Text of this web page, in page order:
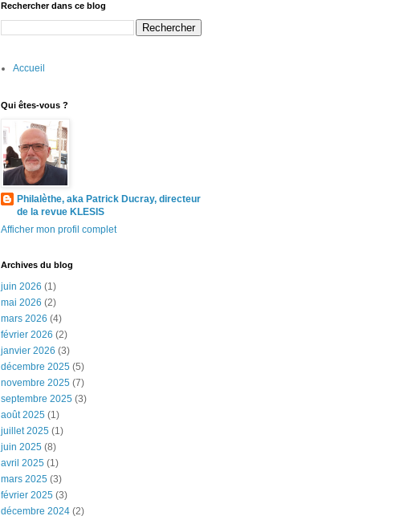
Rechercher dans ce blog
Accueil
Qui êtes-vous ?
Philalèthe, aka Patrick Ducray, directeur
de la revue KLESIS
Afficher mon profil complet
Archives du blog
juin 2026 (1)
mai 2026 (2)
mars 2026 (4)
février 2026 (2)
janvier 2026 (3)
décembre 2025 (5)
novembre 2025 (7)
septembre 2025 (3)
août 2025 (1)
juillet 2025 (1)
juin 2025 (8)
avril 2025 (1)
mars 2025 (3)
février 2025 (3)
décembre 2024 (2)